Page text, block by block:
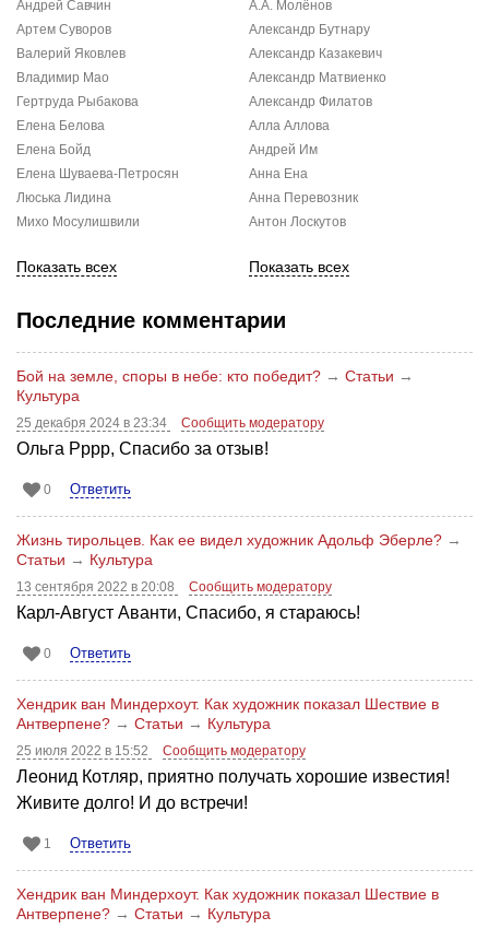
Андрей Савчин
Артем Суворов
Валерий Яковлев
Владимир Мао
Гертруда Рыбакова
Елена Белова
Елена Бойд
Елена Шуваева-Петросян
Люська Лидина
Михо Мосулишвили
Показать всех
А.А. Молёнов
Александр Бутнару
Александр Казакевич
Александр Матвиенко
Александр Филатов
Алла Аллова
Андрей Им
Анна Ена
Анна Перевозник
Антон Лоскутов
Показать всех
Последние комментарии
Бой на земле, споры в небе: кто победит? → Статьи →
Культура
25 декабря 2024 в 23:34 Сообщить модератору
Ольга Рррр, Спасибо за отзыв!
0 Ответить
Жизнь тирольцев. Как ее видел художник Адольф Эберле? →
Статьи → Культура
13 сентября 2022 в 20:08 Сообщить модератору
Карл-Август Аванти, Спасибо, я стараюсь!
0 Ответить
Хендрик ван Миндерхоут. Как художник показал Шествие в
Антверпене? → Статьи → Культура
25 июля 2022 в 15:52 Сообщить модератору
Леонид Котляр, приятно получать хорошие известия!
Живите долго! И до встречи!
1 Ответить
Хендрик ван Миндерхоут. Как художник показал Шествие в
Антверпене? → Статьи → Культура